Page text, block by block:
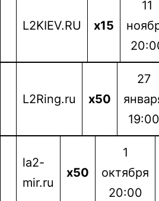
L2KIEV.RU x15
11
L2Ring.ru x50
27
19:00
la2-
mir.ru
x50
1
октября
20:00